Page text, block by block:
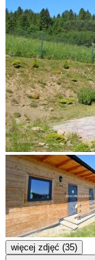
więcej zdjęć (35)